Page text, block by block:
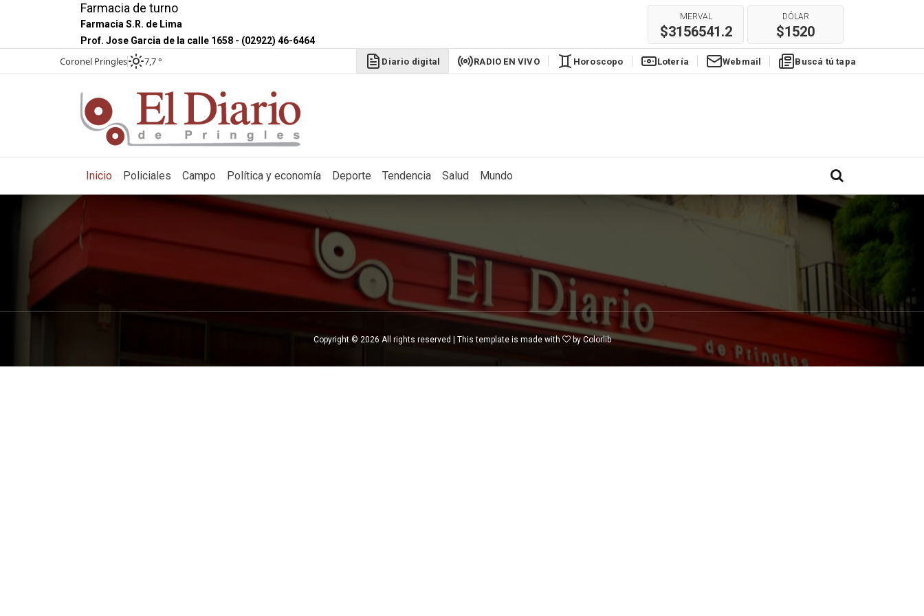
Farmacia de turno
Farmacia S.R. de Lima
Prof. Jose Garcia de la calle 1658 - (02922) 46-6464
MERVAL
$3156541.2
DÓLAR
$1520
Coronel Pringles 7,7 ° Diario digital RADIO EN VIVO Horoscopo Lotería Webmail Buscá tú tapa
Inicio (current)
Policiales Campo Política y economía Deporte Tendencia Salud Mundo
Copyright © 2026 All rights reserved | This template is made with by Colorlib